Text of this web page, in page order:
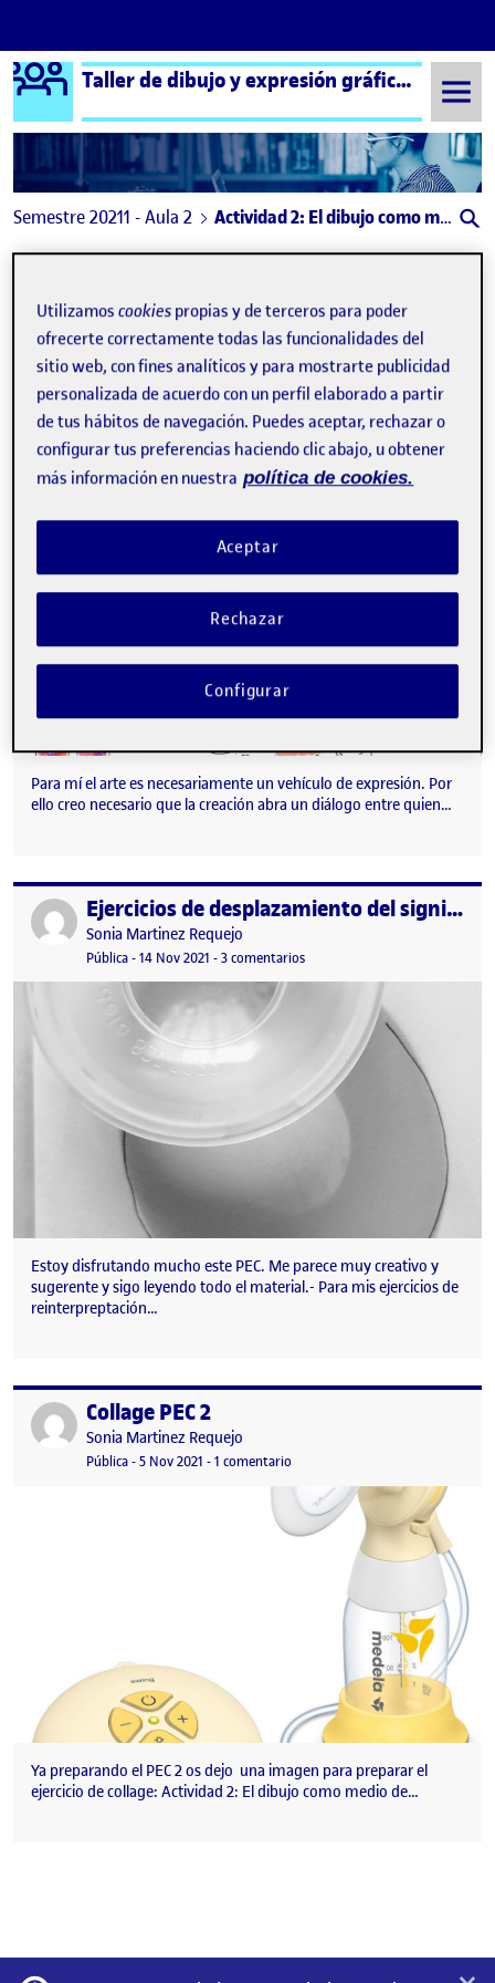
Saltar al contenido
Logo Ágora Taller de dibujo y expresión gráfica aula 2
Semestre 20211 - Aula 2 Actividad 2: El dibujo como medio de expresión y narración
como medio de expresión
y narración
Publicado porPEC 2. Relato y lenguaje
Publicado por
Sonia Martinez Requejo
Visibilidad:
Pública -Fecha de publicación
25 Nov 2021-7 comentariosen PEC 2. Relato y lenguaje
Para mí el arte es necesariamente un vehículo de expresión. Por
ello creo necesario que la creación abra un diálogo entre quien…
Publicado por Ejercicios de desplazamiento del significado y expresión en movimiento
Publicado por
Sonia Martinez Requejo
Visibilidad:
Pública-Fecha de publicación
14 Nov 2021 15 noviembre, 2021 1:54 pm
-3 comentariosen Ejercicios de
Estoy disfrutando mucho este PEC. Me parece muy creativo y
sugerente y sigo leyendo todo el material.- Para mis ejercicios de
reinterpreptación…
Publicado porCollage PEC 2
Publicado por
Sonia Martinez Requejo
Visibilidad:
Pública-Fecha de publicación
5 Nov 2021 -1 comentario
Ya preparando el PEC 2 os dejo una imagen para preparar el
ejercicio de collage: Actividad 2: El dibujo como medio de…
Utilizamoscookies propias y de terceros para poder
ofrecerte correctamente todas las funcionalidades del
sitio web, con fines analíticos y para mostrarte publicidad
personalizada de acuerdo con un perfil elaborado a partir
de tus hábitos de navegación. Puedes aceptar, rechazar o
configurar tus preferencias haciendo clic abajo, u obtener
más información en nuestra política de cookies.
Rechazar
Aceptar
Configurar